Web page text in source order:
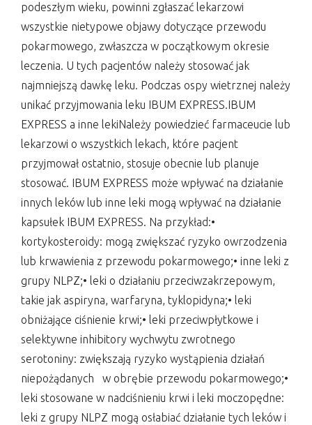
podeszłym wieku, powinni zgłaszać lekarzowi
wszystkie nietypowe objawy dotyczące przewodu
pokarmowego, zwłaszcza w początkowym okresie
leczenia. U tych pacjentów należy stosować jak
najmniejszą dawkę leku. Podczas ospy wietrznej należy
unikać przyjmowania leku IBUM EXPRESS.IBUM
EXPRESS a inne lekiNależy powiedzieć farmaceucie lub
lekarzowi o wszystkich lekach, które pacjent
przyjmował ostatnio, stosuje obecnie lub planuje
stosować. IBUM EXPRESS może wpływać na działanie
innych leków lub inne leki mogą wpływać na działanie
kapsułek IBUM EXPRESS. Na przykład:•
kortykosteroidy: mogą zwiększać ryzyko owrzodzenia
lub krwawienia z przewodu pokarmowego;• inne leki z
grupy NLPZ;• leki o działaniu przeciwzakrzepowym,
takie jak aspiryna, warfaryna, tyklopidyna;• leki
obniżające ciśnienie krwi;• leki przeciwpłytkowe i
selektywne inhibitory wychwytu zwrotnego
serotoniny: zwiększają ryzyko wystąpienia działań
niepożądanych w obrębie przewodu pokarmowego;•
leki stosowane w nadciśnieniu krwi i leki moczopędne:
leki z grupy NLPZ mogą osłabiać działanie tych leków i